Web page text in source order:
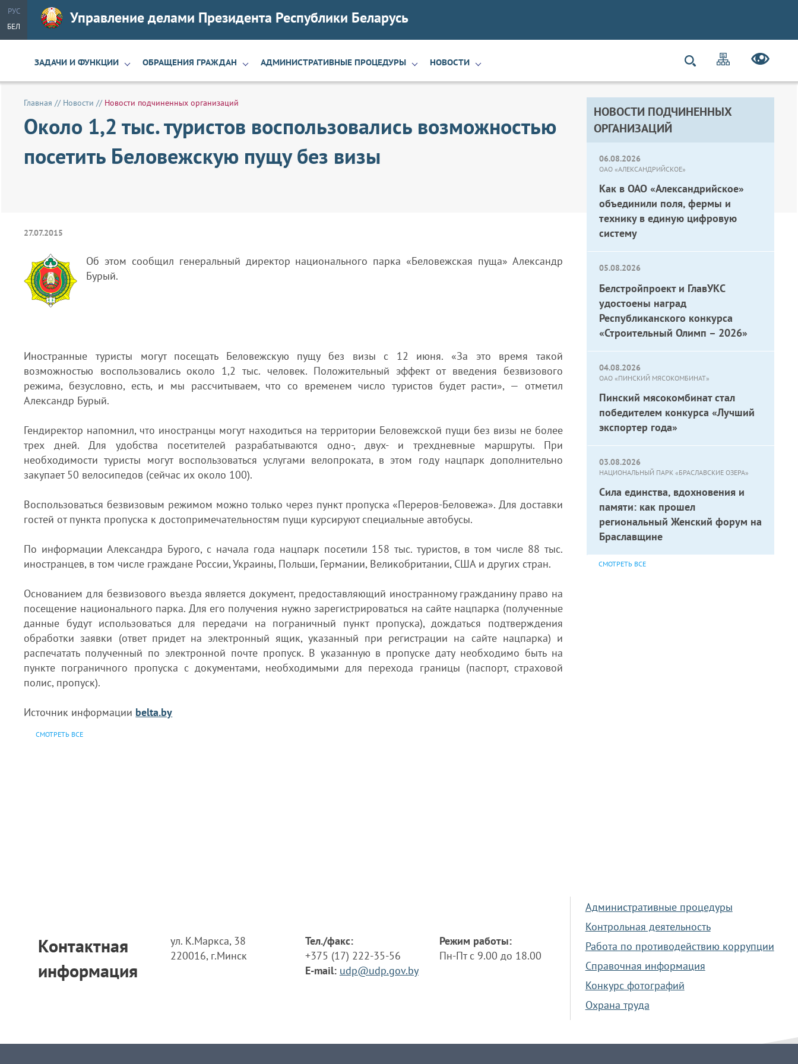
РУС
БЕЛ
Управление делами Президента Республики Беларусь
ЗАДАЧИ И ФУНКЦИИ ОБРАЩЕНИЯ ГРАЖДАН АДМИНИСТРАТИВНЫЕ ПРОЦЕДУРЫ НОВОСТИ
НОВОСТИ ПОДЧИНЕННЫХ
ОРГАНИЗАЦИЙ
06.08.2026
ОАО «АЛЕКСАНДРИЙСКОЕ»
Как в ОАО «Александрийское»
объединили поля, фермы и
технику в единую цифровую
систему
05.08.2026
Белстройпроект и ГлавУКС
удостоены наград
Республиканского конкурса
«Строительный Олимп – 2026»
04.08.2026
ОАО «ПИНСКИЙ МЯСОКОМБИНАТ»
Пинский мясокомбинат стал
победителем конкурса «Лучший
экспортер года»
03.08.2026
НАЦИОНАЛЬНЫЙ ПАРК «БРАСЛАВСКИЕ ОЗЕРА»
Сила единства, вдохновения и
памяти: как прошел
региональный Женский форум на
Браславщине
СМОТРЕТЬ ВСЕ
Главная // Новости // Новости подчиненных организаций
Около 1,2 тыс. туристов воспользовались возможностью
посетить Беловежскую пущу без визы
27.07.2015
Об этом сообщил генеральный директор национального парка «Беловежская пуща» Александр
Бурый.
Иностранные туристы могут посещать Беловежскую пущу без визы с 12 июня. «За это время такой
возможностью воспользовались около 1,2 тыс. человек. Положительный эффект от введения безвизового
режима, безусловно, есть, и мы рассчитываем, что со временем число туристов будет расти», — отметил
Александр Бурый.
Гендиректор напомнил, что иностранцы могут находиться на территории Беловежской пущи без визы не более
трех дней. Для удобства посетителей разрабатываются одно-, двух- и трехдневные маршруты. При
необходимости туристы могут воспользоваться услугами велопроката, в этом году нацпарк дополнительно
закупает 50 велосипедов (сейчас их около 100).
Воспользоваться безвизовым режимом можно только через пункт пропуска «Переров-Беловежа». Для доставки
гостей от пункта пропуска к достопримечательностям пущи курсируют специальные автобусы.
По информации Александра Бурого, с начала года нацпарк посетили 158 тыс. туристов, в том числе 88 тыс.
иностранцев, в том числе граждане России, Украины, Польши, Германии, Великобритании, США и других стран.
Основанием для безвизового въезда является документ, предоставляющий иностранному гражданину право на
посещение национального парка. Для его получения нужно зарегистрироваться на сайте нацпарка (полученные
данные будут использоваться для передачи на пограничный пункт пропуска), дождаться подтверждения
обработки заявки (ответ придет на электронный ящик, указанный при регистрации на сайте нацпарка) и
распечатать полученный по электронной почте пропуск. В указанную в пропуске дату необходимо быть на
пункте пограничного пропуска с документами, необходимыми для перехода границы (паспорт, страховой
полис, пропуск).
Источник информации belta.by
СМОТРЕТЬ ВСЕ
Контактная
информация
ул. К.Маркса, 38
220016, г.Минск
Тел./факс:
+375 (17) 222-35-56
E-mail: udp@udp.gov.by
Режим работы:
Пн-Пт с 9.00 до 18.00
Административные процедуры
Контрольная деятельность
Работа по противодействию коррупции
Справочная информация
Конкурс фотографий
Охрана труда